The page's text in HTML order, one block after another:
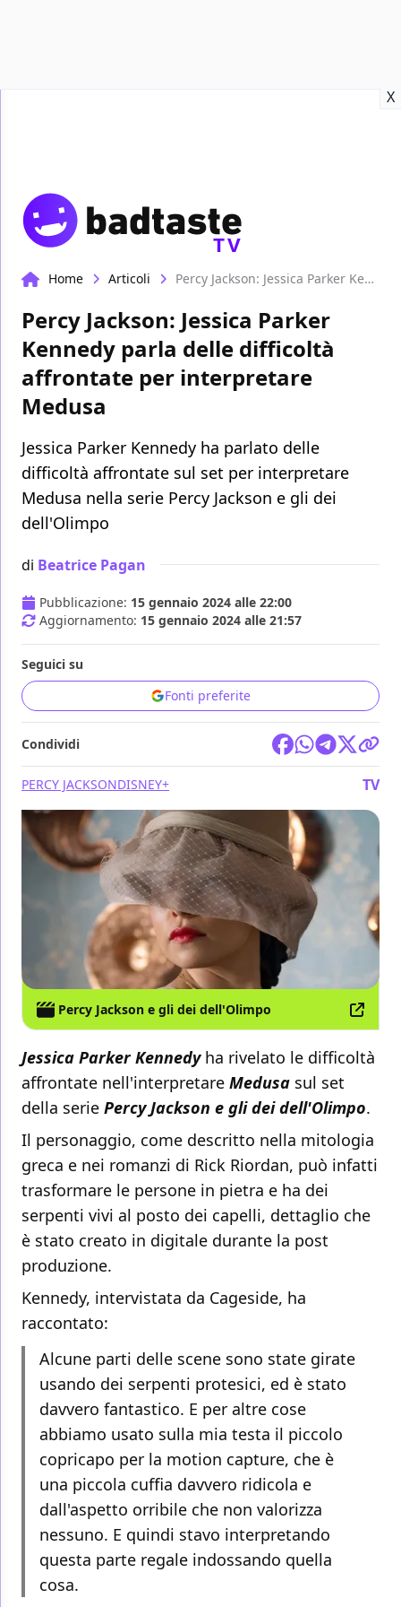
X
TV
Home Articoli Percy Jackson: Jessica Parker Kennedy parla delle difficoltà affrontate per interpretare Medusa
Percy Jackson: Jessica Parker
Kennedy parla delle difficoltà
affrontate per interpretare
Medusa
Jessica Parker Kennedy ha parlato delle
difficoltà affrontate sul set per interpretare
Medusa nella serie Percy Jackson e gli dei
dell'Olimpo
di Beatrice Pagan
Pubblicazione: 15 gennaio 2024 alle 22:00
Aggiornamento: 15 gennaio 2024 alle 21:57
Seguici su
Fonti preferite
Condividi
PERCY JACKSONDISNEY+ TV
Percy Jackson e gli dei dell'Olimpo
Jessica Parker Kennedyha rivelato le difficoltà
affrontate nell'interpretare Medusa sul set
della serie Percy Jackson e gli dei dell'Olimpo.
Il personaggio, come descritto nella mitologia
greca e nei romanzi di Rick Riordan, può infatti
trasformare le persone in pietra e ha dei
serpenti vivi al posto dei capelli, dettaglio che
è stato creato in digitale durante la post
produzione.
Kennedy, intervistata da Cageside, ha
raccontato:
Alcune parti delle scene sono state girate
usando dei serpenti protesici, ed è stato
davvero fantastico. E per altre cose
abbiamo usato sulla mia testa il piccolo
copricapo per la motion capture, che è
una piccola cuffia davvero ridicola e
dall'aspetto orribile che non valorizza
nessuno. E quindi stavo interpretando
questa parte regale indossando quella
cosa.